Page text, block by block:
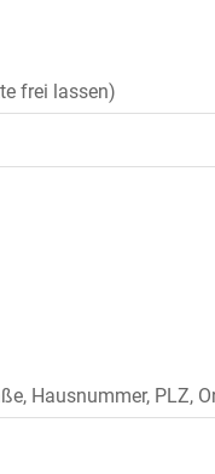
frei lassen)
Hausnummer, PLZ,